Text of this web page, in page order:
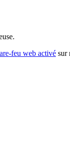
feu web activé sur